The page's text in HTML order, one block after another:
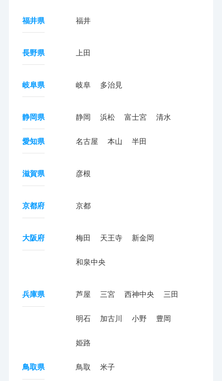
福井県 福井
長野県 上田
岐阜県 岐阜 多治見
静岡県 静岡 浜松 富士宮 清水
愛知県 名古屋 本山 半田
滋賀県 彦根
京都府 京都
大阪府 梅田 天王寺 新金岡
和泉中央
兵庫県 芦屋 三宮 西神中央 三田
明石 加古川 小野 豊岡
姫路
鳥取県 鳥取 米子